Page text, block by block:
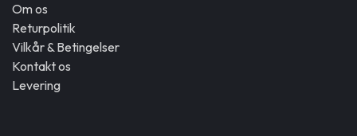
Om os
Returpolitik
Vilkår & Betingelser
Kontakt os
Levering